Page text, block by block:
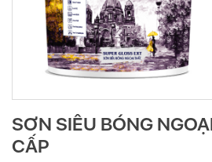
SƠN SIÊU BÓNG
CẤP